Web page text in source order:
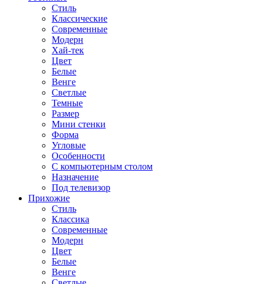
Стиль
Классические
Современные
Модерн
Хай-тек
Цвет
Белые
Венге
Светлые
Темные
Размер
Мини стенки
Форма
Угловые
Особенности
С компьютерным столом
Назначение
Под телевизор
Прихожие
Стиль
Классика
Современные
Модерн
Цвет
Белые
Венге